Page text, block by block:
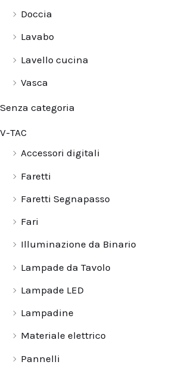
Doccia
Lavabo
Lavello cucina
Vasca
Senza categoria
V-TAC
Accessori digitali
Faretti
Faretti Segnapasso
Fari
Illuminazione da Binario
Lampade da Tavolo
Lampade LED
Lampadine
Materiale elettrico
Pannelli